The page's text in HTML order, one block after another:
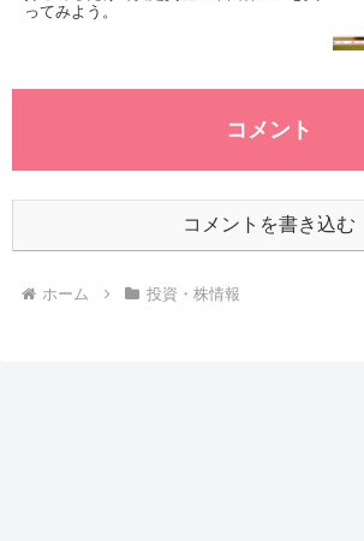
ってみよう。
コメント
コメントを書き込む
ホーム 投資・株情報